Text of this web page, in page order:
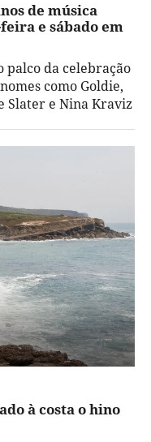
de música
e sábado em
palco da celebração
como Goldie,
Slater e Nina Kraviz
à costa o hino